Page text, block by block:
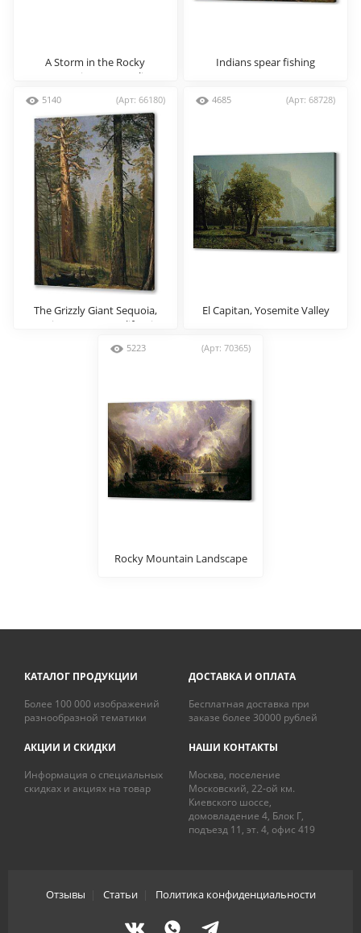
A Storm in the Rocky
Mountains Mr. Rosalie
Indians spear fishing
5140 (Арт: 66180)
The Grizzly Giant Sequoia,
Mariposa Grove, California
4685 (Арт: 68728)
El Capitan, Yosemite Valley
5223 (Арт: 70365)
Rocky Mountain Landscape
КАТАЛОГ ПРОДУКЦИИ
Более 100 000 изображений
разнообразной тематики
ДОСТАВКА И ОПЛАТА
Бесплатная доставка при
заказе более 30000 рублей
АКЦИИ И СКИДКИ
Информация о специальных
скидках и акциях на товар
НАШИ КОНТАКТЫ
Москва, поселение
Московский, 22-ой км.
Киевского шоссе,
домовладение 4, Блок Г,
подъезд 11, эт. 4, офис 419
Отзывы Статьи| Политика конфиденциальности